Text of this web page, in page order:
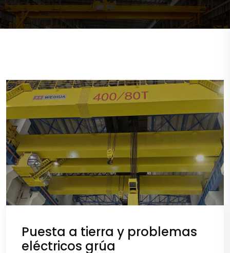
Puesta a tierra y problemas
eléctricos grúa